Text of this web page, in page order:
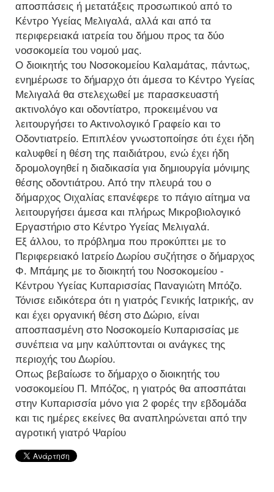
αποσπάσεις ή μετατάξεις προσωπικού από το
Κέντρο Υγείας Μελιγαλά, αλλά και από τα
περιφερειακά ιατρεία του δήμου προς τα δύο
νοσοκομεία του νομού μας.
Ο διοικητής του Νοσοκομείου Καλαμάτας, πάντως,
ενημέρωσε το δήμαρχο ότι άμεσα το Κέντρο Υγείας
Μελιγαλά θα στελεχωθεί με παρασκευαστή
ακτινολόγο και οδοντίατρο, προκειμένου να
λειτουργήσει το Ακτινολογικό Γραφείο και το
Οδοντιατρείο. Επιπλέον γνωστοποίησε ότι έχει ήδη
καλυφθεί η θέση της παιδιάτρου, ενώ έχει ήδη
δρομολογηθεί η διαδικασία για δημιουργία μόνιμης
θέσης οδοντιάτρου. Από την πλευρά του ο
δήμαρχος Οιχαλίας επανέφερε το πάγιο αίτημα να
λειτουργήσει άμεσα και πλήρως Μικροβιολογικό
Εργαστήριο στο Κέντρο Υγείας Μελιγαλά.
Εξ άλλου, το πρόβλημα που προκύπτει με το
Περιφερειακό Ιατρείο Δωρίου συζήτησε ο δήμαρχος
Φ. Μπάμης με το διοικητή του Νοσοκομείου -
Κέντρου Υγείας Κυπαρισσίας Παναγιώτη Μπόζο.
Τόνισε ειδικότερα ότι η γιατρός Γενικής Ιατρικής, αν
και έχει οργανική θέση στο Δώριο, είναι
αποσπασμένη στο Νοσοκομείο Κυπαρισσίας με
συνέπεια να μην καλύπτονται οι ανάγκες της
περιοχής του Δωρίου.
Οπως βεβαίωσε το δήμαρχο ο διοικητής του
νοσοκομείου Π. Μπόζος, η γιατρός θα αποσπάται
στην Κυπαρισσία μόνο για 2 φορές την εβδομάδα
και τις ημέρες εκείνες θα αναπληρώνεται από την
αγροτική γιατρό Ψαρίου